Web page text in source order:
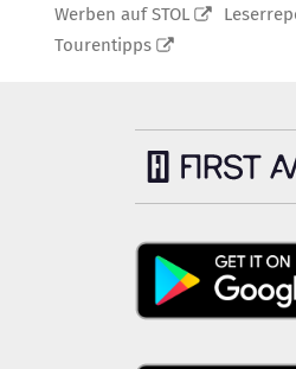
Werben auf STOL
Tourentipps